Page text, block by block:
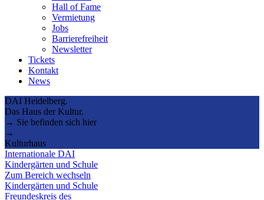
Hall of Fame
Vermietung
Jobs
Barrierefreiheit
Newsletter
Tickets
Kontakt
News
DAI Heidelberg.
Das Haus der Kultur.
→ Sie befinden sich hier
→
Kulturhaus
Internationale DAI
Kindergärten und Schule
Zum Bereich wechseln
Kindergärten und Schule
Freundeskreis des